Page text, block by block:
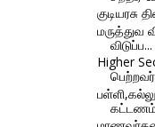
குடியரசு
மருத்துவ
விடுப்ப...
Higher